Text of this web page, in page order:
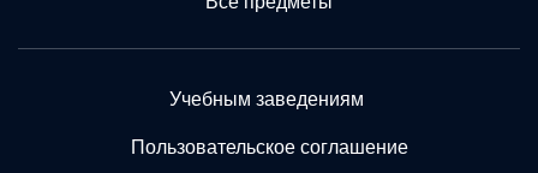
Учебным заведениям
Пользовательское соглашение